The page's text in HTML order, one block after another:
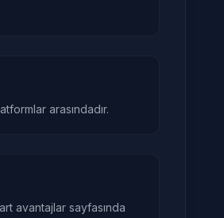
arasındadır.
avantajlar sayfasında